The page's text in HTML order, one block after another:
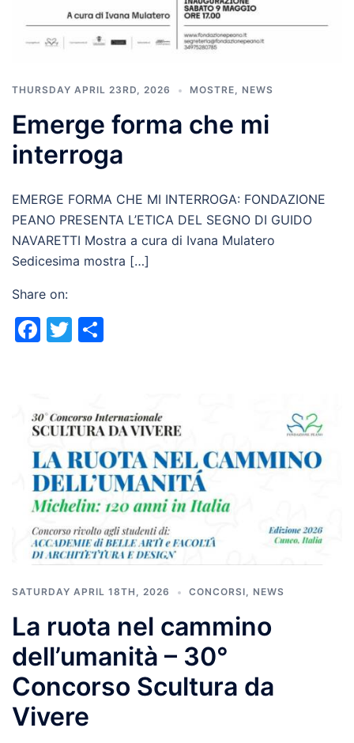
THURSDAY APRIL 23RD, 2026 MOSTRE NEWS
Emerge forma che mi
interroga
EMERGE FORMA CHE MI INTERROGA: FONDAZIONE
PEANO PRESENTA L’ETICA DEL SEGNO DI GUIDO
NAVARETTI Mostra a cura di Ivana Mulatero
Sedicesima mostra […]
Share on:
Facebook
Twitter
SATURDAY APRIL 18TH, 2026 CONCORSI NEWS
La ruota nel cammino
dell’umanità – 30°
Concorso Scultura da
Vivere